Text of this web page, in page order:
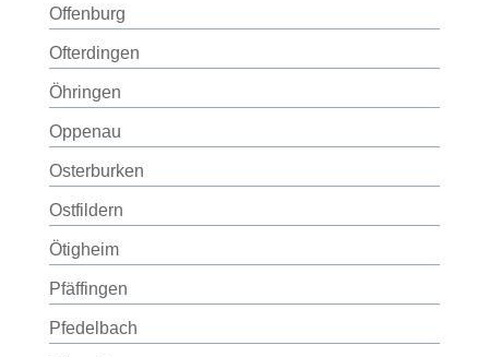
Offenburg
Ofterdingen
Öhringen
Oppenau
Osterburken
Ostfildern
Ötigheim
Pfäffingen
Pfedelbach